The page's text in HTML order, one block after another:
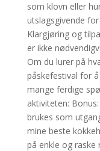
som klovn eller
utslagsgivende
Klargjøring og
er ikke
Om du lurer på
påskefestival for
mange ferdige
aktiviteten:
brukes som
mine beste
på enkle og